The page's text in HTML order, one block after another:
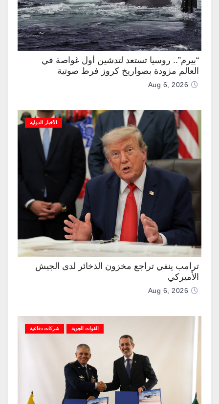
“بيرم”.. روسيا تستعد لتدشين أول غواصة في
العالم مزودة بصواريخ كروز فرط صوتية
Aug 6, 2026
الأخبار الدولية
ترامب ينفي تراجع مخزون الذخائر لدى الجيش
الأميركي
Aug 6, 2026
القوات الجوية شركات دفاعية